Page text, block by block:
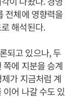
전체에 영향력을
해석된다.
되고 있으나, 두
에 지분을 승계
가 지금처럼 계
어 나갈 수도 있